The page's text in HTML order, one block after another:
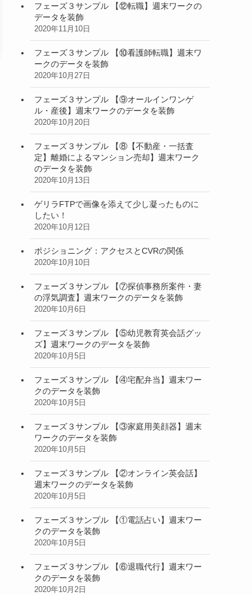
フェーズ３サンプル 【⑫転職】週末ワークの
データを装飾
2020年11月10日
フェーズ３サンプル 【⑩看護師転職】週末ワ
ークのデータを装飾
2020年10月27日
フェーズ３サンプル 【⑨オールインワンゲ
ル・産後】週末ワークのデータを装飾
2020年10月20日
フェーズ３サンプル 【⑧【不動産・一括査
定】離婚によるマンション売却】週末ワーク
のデータを装飾
2020年10月13日
ゲリラFTPで画像を添えて少し凝ったものに
したい！
2020年10月12日
ポジショニング：アクセスとCVRの関係
2020年10月10日
フェーズ３サンプル 【⑦探偵事務所案件・妻
の浮気調査】週末ワークのデータを装飾
2020年10月6日
フェーズ３サンプル 【⑤幼児教育英会話グッ
ズ】週末ワークのデータを装飾
2020年10月5日
フェーズ３サンプル 【④宅配弁当】週末ワー
クのデータを装飾
2020年10月5日
フェーズ３サンプル 【③家庭用美顔器】週末
ワークのデータを装飾
2020年10月5日
フェーズ３サンプル 【②オンライン英会話】
週末ワークのデータを装飾
2020年10月5日
フェーズ３サンプル 【①電話占い】週末ワー
クのデータを装飾
2020年10月5日
フェーズ３サンプル 【⑥退職代行】週末ワー
クのデータを装飾
2020年10月2日